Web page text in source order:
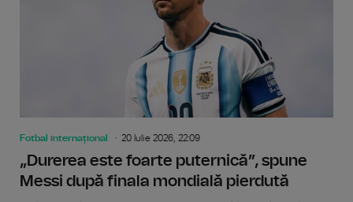
Fotbal internațional 20 Iulie 2026, 22:09
„Durerea este foarte puternică”, spune
Messi după finala mondială pierdută